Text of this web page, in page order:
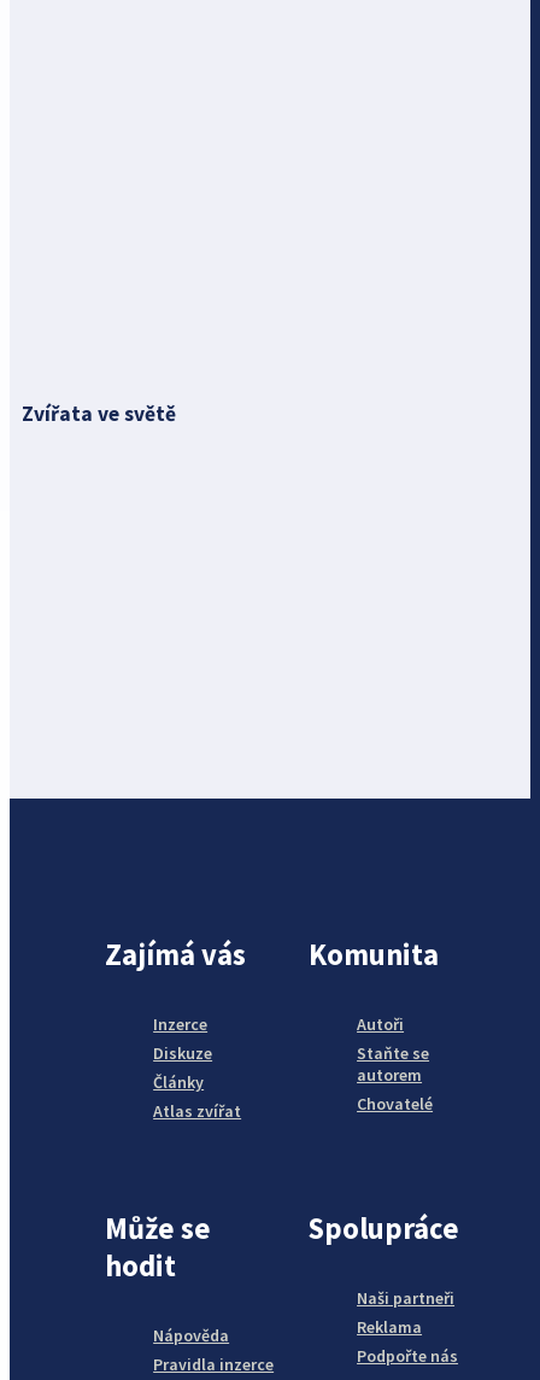
Zvířata ve světě
Zajímá vás
Inzerce
Diskuze
Články
Atlas zvířat
Komunita
Autoři
Staňte se
autorem
Chovatelé
Může se
hodit
Nápověda
Pravidla inzerce
Spolupráce
Naši partneři
Reklama
Podpořte nás